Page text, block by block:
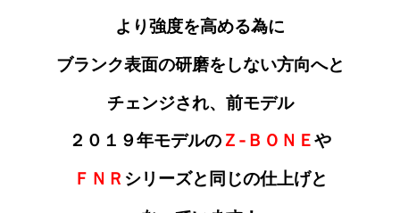
より強度を高める為に
ブランク表面の研磨をしない方向へと
チェンジされ、前モデル
２０１９年モデルのＺ‐ＢＯＮＥや
ＦＮＲ シリーズと同じの仕上げと